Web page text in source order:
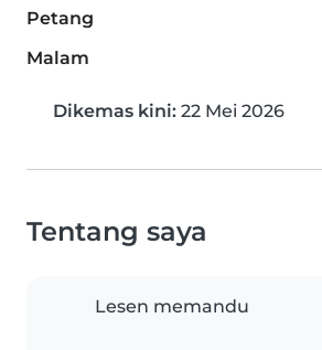
Petang
Malam
Dikemas kini: 22 Mei 2026
Tentang saya
Lesen memandu